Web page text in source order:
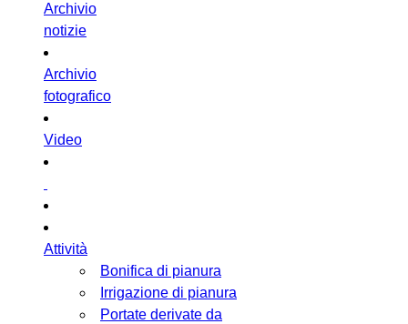
Archivio
notizie
Archivio
fotografico
Video
Attività
Bonifica di pianura
Irrigazione di pianura
Portate derivate da